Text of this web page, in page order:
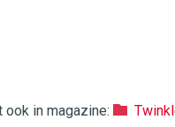
in magazine: